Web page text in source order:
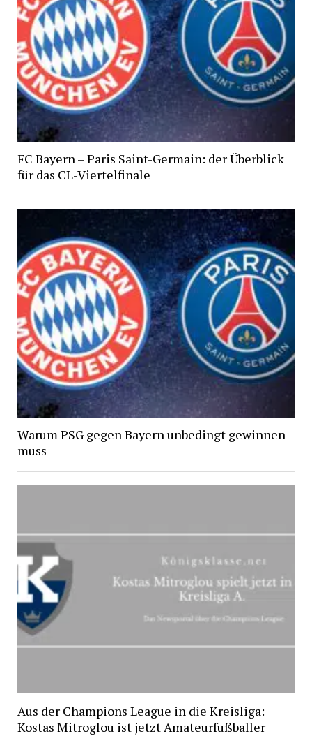
FC Bayern – Paris Saint-Germain: der Überblick
für das CL-Viertelfinale
Warum PSG gegen Bayern unbedingt gewinnen
muss
Aus der Champions League in die Kreisliga:
Kostas Mitroglou ist jetzt Amateurfußballer